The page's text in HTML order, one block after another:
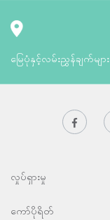
မြေပုံနှင့်လမ်းညွှန်ချက်များ
လှုပ်ရှားမှု
ကော်ပိုရိတ်